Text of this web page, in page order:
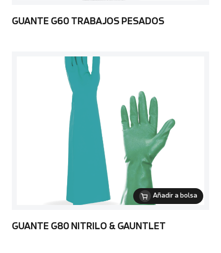
GUANTE G60 TRABAJOS PESADOS
Añadir a bolsa
GUANTE G80 NITRILO & GAUNTLET